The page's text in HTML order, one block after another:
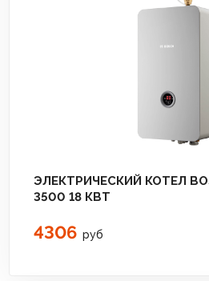
ЭЛЕКТРИЧЕСКИЙ КОТЕЛ
3500 18 КВТ
4306 руб